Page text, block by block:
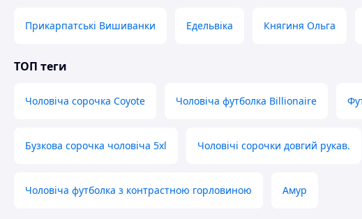
Прикарпатські Вишиванки Едельвіка Княгиня Ольга
ТОП теги
Чоловіча сорочка Coyote Чоловіча футболка Billionaire
Бузкова сорочка чоловіча 5xl Чоловічі сорочки довгий рукав.
Чоловіча футболка з контрастною горловиною Амур